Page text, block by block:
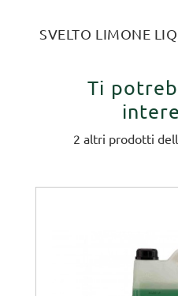
SVELTO LIMONE
Ti
2 altri prodotti